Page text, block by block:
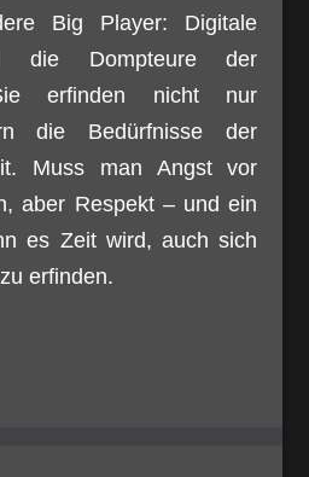
Big Player: Digitale
die Dompteure der
erfinden nicht nur
die Bedürfnisse der
Muss man Angst vor
aber Respekt – und ein
es Zeit wird, auch sich
erfinden.